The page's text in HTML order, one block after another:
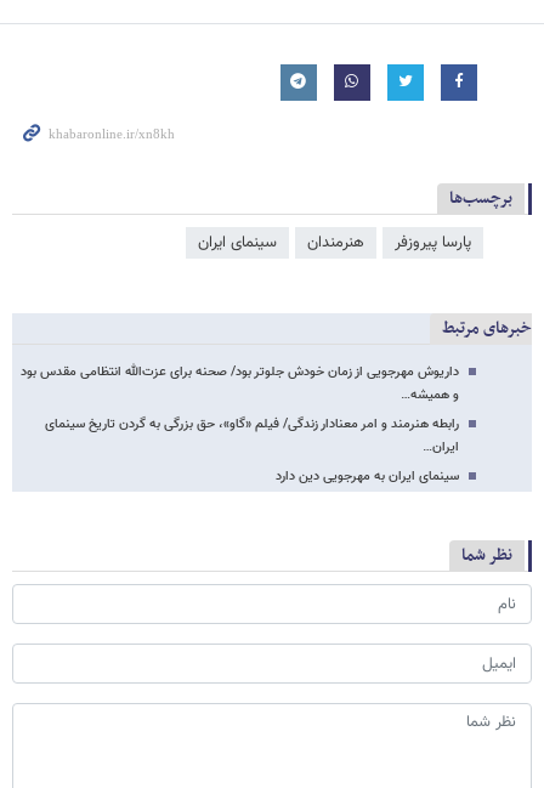
برچسب‌ها
پارسا پیروزفر هنرمندان سینمای ایران
خبرهای مرتبط
داریوش مهرجویی از زمان خودش جلوتر بود/ صحنه برای عزت‌الله انتظامی مقدس بود
و همیشه…
رابطه هنرمند و امر معنادار زندگی/ فیلم «گاو»، حق بزرگی به گردن تاریخ سینمای
ایران…
سینمای ایران به مهرجویی دین دارد
نظر شما